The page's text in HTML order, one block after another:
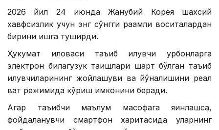
2026 йил 24 июнда Жанубий Корея шахсий
хавфсизлик учун энг сўнгги рақамли воситалардан
бирини ишга туширди.
Ҳукумат иловаси таъқиб қилувчи қурбонларга
электрон билагузук тақишлари шарт бўлган таъқиб
қилувчиларининг жойлашуви ва йўналишини реал
вақт режимида кўриш имконини беради.
Агар таъқибчи маълум масофага яқинлашса,
фойдаланувчи смартфон харитасида уларнинг